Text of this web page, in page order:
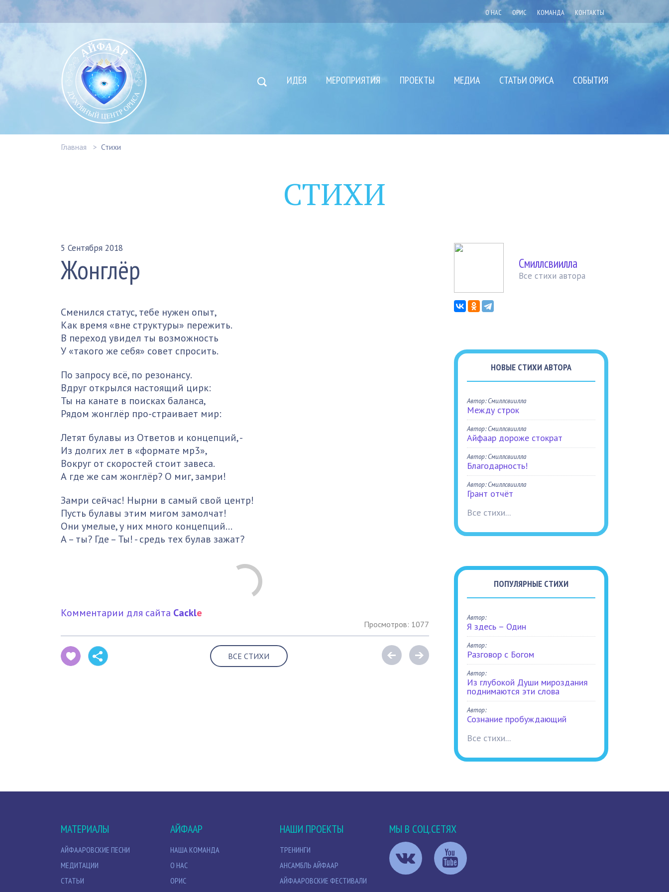
О НАС ОРИС КОМАНДА КОНТАКТЫ
ИДЕЯ МЕРОПРИЯТИЯ ПРОЕКТЫ МЕДИА СТАТЬИ ОРИСА СОБЫТИЯ
Главная Стихи
СТИХИ
5 Сентября 2018
Жонглёр
Сменился статус, тебе нужен опыт,
Как время «вне структуры» пережить.
В переход увидел ты возможность
У «такого же себя» совет спросить.
По запросу всё, по резонансу.
Вдруг открылся настоящий цирк:
Ты на канате в поисках баланса,
Рядом жонглёр про-страивает мир:
Летят булавы из Ответов и концепций, -
Из долгих лет в «формате мр3»,
Вокруг от скоростей стоит завеса.
А где же сам жонглёр? О миг, замри!
Замри сейчас! Нырни в самый свой центр!
Пусть булавы этим мигом замолчат!
Они умелые, у них много концепций…
А – ты? Где – Ты! - средь тех булав зажат?
Комментарии для сайта Cackle
Просмотров: 1077
ВСЕ СТИХИ
Смиллсвиилла
Все стихи автора
НОВЫЕ СТИХИ АВТОРА
Автор: Смиллсвиилла
Между строк
Автор: Смиллсвиилла
Айфаар дороже стократ
Автор: Смиллсвиилла
Благодарность!
Автор: Смиллсвиилла
Грант отчёт
Все стихи...
ПОПУЛЯРНЫЕ СТИХИ
Автор:
Я здесь – Один
Автор:
Разговор с Богом
Автор:
Из глубокой Души мироздания
поднимаются эти слова
Автор:
Сознание пробуждающий
Все стихи...
МАТЕРИАЛЫ
АЙФААРОВСКИЕ ПЕСНИ
МЕДИТАЦИИ
СТАТЬИ
АЙФААР
НАША КОМАНДА
О НАС
ОРИС
НАШИ ПРОЕКТЫ
ТРЕНИНГИ
АНСАМБЛЬ АЙФААР
АЙФААРОВСКИЕ ФЕСТИВАЛИ
МЫ В СОЦ.СЕТЯХ